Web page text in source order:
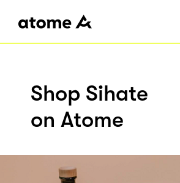
Shop Sihate
on Atome